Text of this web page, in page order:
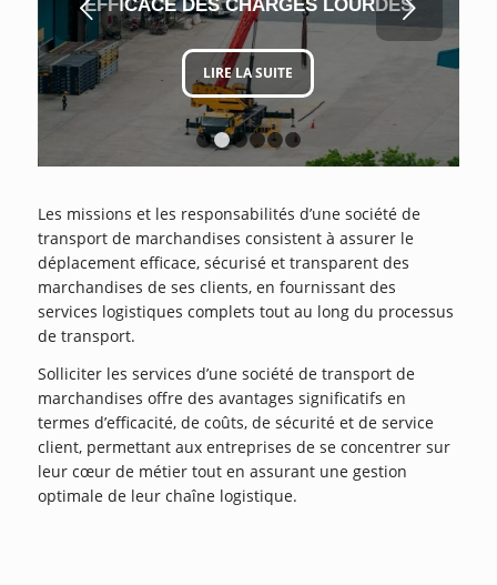
EFFICACE DES CHARGES LOURDES
LIRE LA SUITE
Suivant
1 2 3 4 5 6
Les missions et les responsabilités d’une société de
transport de marchandises consistent à assurer le
déplacement efficace, sécurisé et transparent des
marchandises de ses clients, en fournissant des
services logistiques complets tout au long du processus
de transport.
Solliciter les services d’une société de transport de
marchandises offre des avantages significatifs en
termes d’efficacité, de coûts, de sécurité et de service
client, permettant aux entreprises de se concentrer sur
leur cœur de métier tout en assurant une gestion
optimale de leur chaîne logistique.